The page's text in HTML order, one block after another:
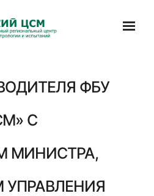
ФБУ
С
МИНИСТРА,